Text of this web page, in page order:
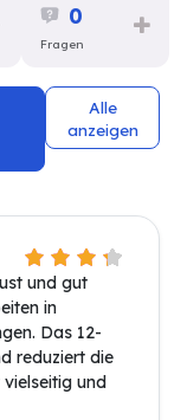
0
Fragen
Alle
anzeigen
und gut
in
Das 12-
reduziert die
und